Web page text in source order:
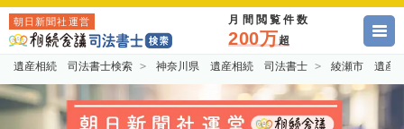
朝日新聞社運営 月間閲覧件数
200万超
遺産相続 司法書士検索 神奈川県 遺産相続 司法書士 綾瀬市 遺産